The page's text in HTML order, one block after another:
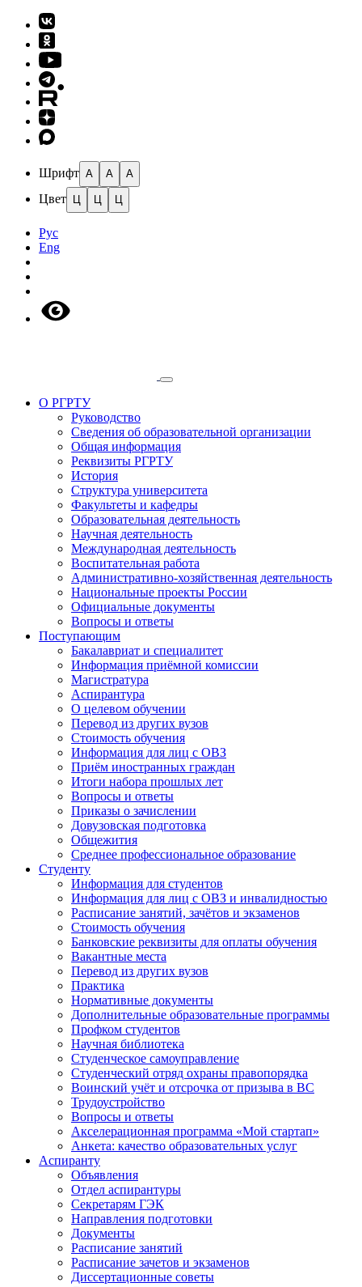
Шрифт A A A
Цвет Ц Ц Ц
Рус
Eng
О РГРТУ
Руководство
Сведения об образовательной организации
Общая информация
Реквизиты РГРТУ
История
Структура университета
Факультеты и кафедры
Образовательная деятельность
Научная деятельность
Международная деятельность
Воспитательная работа
Административно-хозяйственная деятельность
Национальные проекты России
Официальные документы
Вопросы и ответы
Поступающим
Бакалавриат и специалитет
Информация приёмной комиссии
Магистратура
Аспирантура
О целевом обучении
Перевод из других вузов
Стоимость обучения
Информация для лиц с ОВЗ
Приём иностранных граждан
Итоги набора прошлых лет
Вопросы и ответы
Приказы о зачислении
Довузовская подготовка
Общежития
Среднее профессиональное образование
Студенту
Информация для студентов
Информация для лиц с ОВЗ и инвалидностью
Расписание занятий, зачётов и экзаменов
Стоимость обучения
Банковские реквизиты для оплаты обучения
Вакантные места
Перевод из других вузов
Практика
Нормативные документы
Дополнительные образовательные программы
Профком студентов
Научная библиотека
Студенческое самоуправление
Студенческий отряд охраны правопорядка
Воинский учёт и отсрочка от призыва в ВС
Трудоустройство
Вопросы и ответы
Акселерационная программа «Мой стартап»
Анкета: качество образовательных услуг
Аспиранту
Объявления
Отдел аспирантуры
Секретарям ГЭК
Направления подготовки
Документы
Расписание занятий
Расписание зачетов и экзаменов
Диссертационные советы